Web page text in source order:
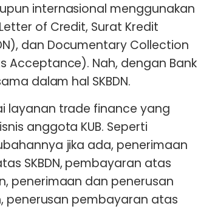
internasional menggunakan
of Credit, Surat Kredit
dan Documentary Collection
Nah, dengan Bank
dalam hal SKBDN.
layanan trade finance yang
anggota KUB. Seperti
jika ada, penerimaan
SKBDN, pembayaran atas
penerimaan dan penerusan
penerusan pembayaran atas